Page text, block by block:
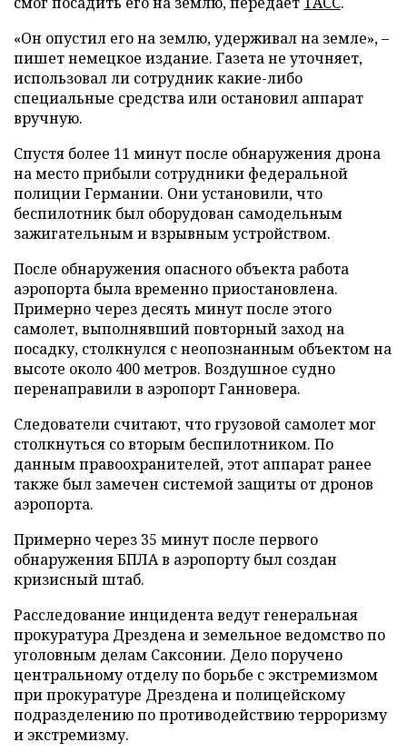
«Он опустил его на землю, удерживал на земле», –
пишет немецкое издание. Газета не уточняет,
использовал ли сотрудник какие-либо
специальные средства или остановил аппарат
вручную.
Спустя более 11 минут после обнаружения дрона
на место прибыли сотрудники федеральной
полиции Германии. Они установили, что
беспилотник был оборудован самодельным
зажигательным и взрывным устройством.
После обнаружения опасного объекта работа
аэропорта была временно приостановлена.
Примерно через десять минут после этого
самолет, выполнявший повторный заход на
посадку, столкнулся с неопознанным объектом на
высоте около 400 метров. Воздушное судно
перенаправили в аэропорт Ганновера.
Следователи считают, что грузовой самолет мог
столкнуться со вторым беспилотником. По
данным правоохранителей, этот аппарат ранее
также был замечен системой защиты от дронов
аэропорта.
Примерно через 35 минут после первого
обнаружения БПЛА в аэропорту был создан
кризисный штаб.
Расследование инцидента ведут генеральная
прокуратура Дрездена и земельное ведомство по
уголовным делам Саксонии. Дело поручено
центральному отделу по борьбе с экстремизмом
при прокуратуре Дрездена и полицейскому
подразделению по противодействию терроризму
и экстремизму.